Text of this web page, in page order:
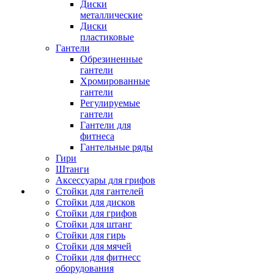
Диски
металлические
Диски
пластиковые
Гантели
Обрезиненные
гантели
Хромированные
гантели
Регулируемые
гантели
Гантели для
фитнеса
Гантельные ряды
Гири
Штанги
Аксессуары для грифов
Стойки для гантелей
Стойки для дисков
Стойки для грифов
Стойки для штанг
Стойки для гирь
Стойки для мячей
Стойки для фитнесс
оборудования